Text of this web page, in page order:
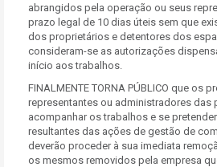
abrangidos pela operação ou seus
prazo legal de 10 dias úteis sem que
dos proprietários e detentores dos
consideram-se as autorizações
início aos trabalhos.
FINALMENTE TORNA PÚBLICO que os
representantes ou administradores das
acompanhar os trabalhos e se
resultantes das ações de gestão de
deverão proceder à sua imediata
os mesmos removidos pela empresa